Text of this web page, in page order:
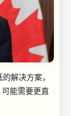
解决方案，
能需要更直